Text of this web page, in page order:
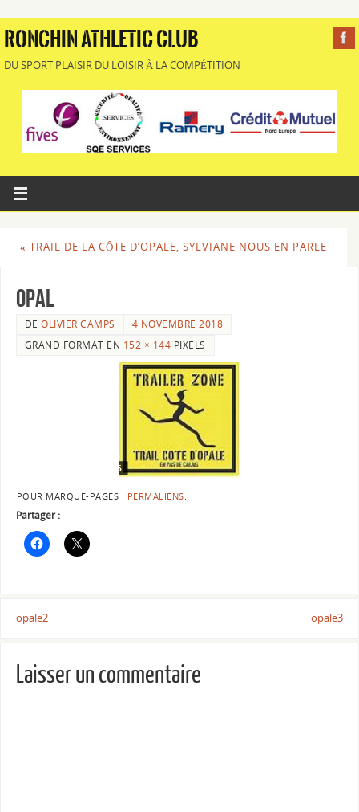
RONCHIN ATHLETIC CLUB
DU SPORT PLAISIR DU LOISIR À LA COMPÉTITION
« TRAIL DE LA CÔTE D’OPALE, SYLVIANE NOUS EN PARLE
opal
DEOLIVIER CAMPS
4 NOVEMBRE 2018
GRAND FORMAT EN 152 × 144 PIXELS
POUR MARQUE-PAGES : PERMALIENS.
Partager :
opale2 opale3
Laisser un commentaire